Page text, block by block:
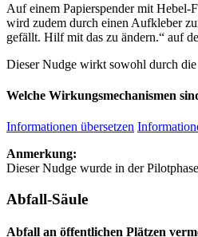
Auf einem Papierspender mit Hebel-
wird zudem durch einen Aufkleber
gefällt. Hilf mit das zu ändern.“ auf
Dieser Nudge wirkt sowohl durch
Welche Wirkungsmechanismen
Informationen übersetzen
Anmerkung:
Dieser Nudge wurde in der
Abfall-Säule
Abfall an öffentlichen Plätzen